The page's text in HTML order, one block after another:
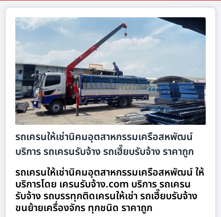
รถเครนให้เช่านิคมอุตสาหกรรมเครือสหพัฒน์
บริการ รถเครนรับจ้าง รถเฮี๊ยบรับจ้าง ราคาถูก
รถเครนให้เช่านิคมอุตสาหกรรมเครือสหพัฒน์ ให้
บริการโดย เครนรับจ้าง.com บริการ รถเครน
รับจ้าง รถบรรทุกติดเครนให้เช่า รถเฮี๊ยบรับจ้าง
ขนย้ายเครื่องจักร ทุกชนิด ราคาถูก